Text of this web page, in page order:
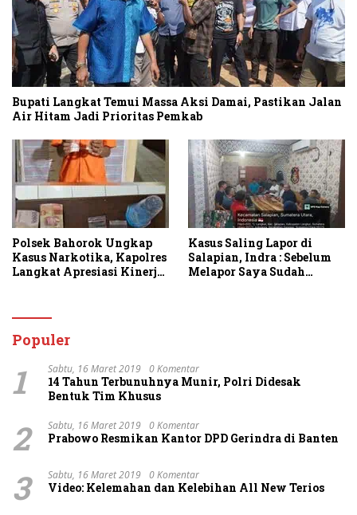
Bupati Langkat Temui Massa Aksi Damai, Pastikan Jalan
Air Hitam Jadi Prioritas Pemkab
Polsek Bahorok Ungkap
Kasus Narkotika, Kapolres
Langkat Apresiasi Kinerja
Layanan 110
Kasus Saling Lapor di
Salapian, Indra : Sebelum
Melapor Saya Sudah
Populer
1 Sabtu, 16 Maret 2019 0 Komentar
14 Tahun Terbunuhnya Munir, Polri Didesak
Bentuk Tim Khusus
2 Sabtu, 16 Maret 2019 0 Komentar
Prabowo Resmikan Kantor DPD Gerindra di Banten
3 Sabtu, 16 Maret 2019 0 Komentar
Video: Kelemahan dan Kelebihan All New Terios